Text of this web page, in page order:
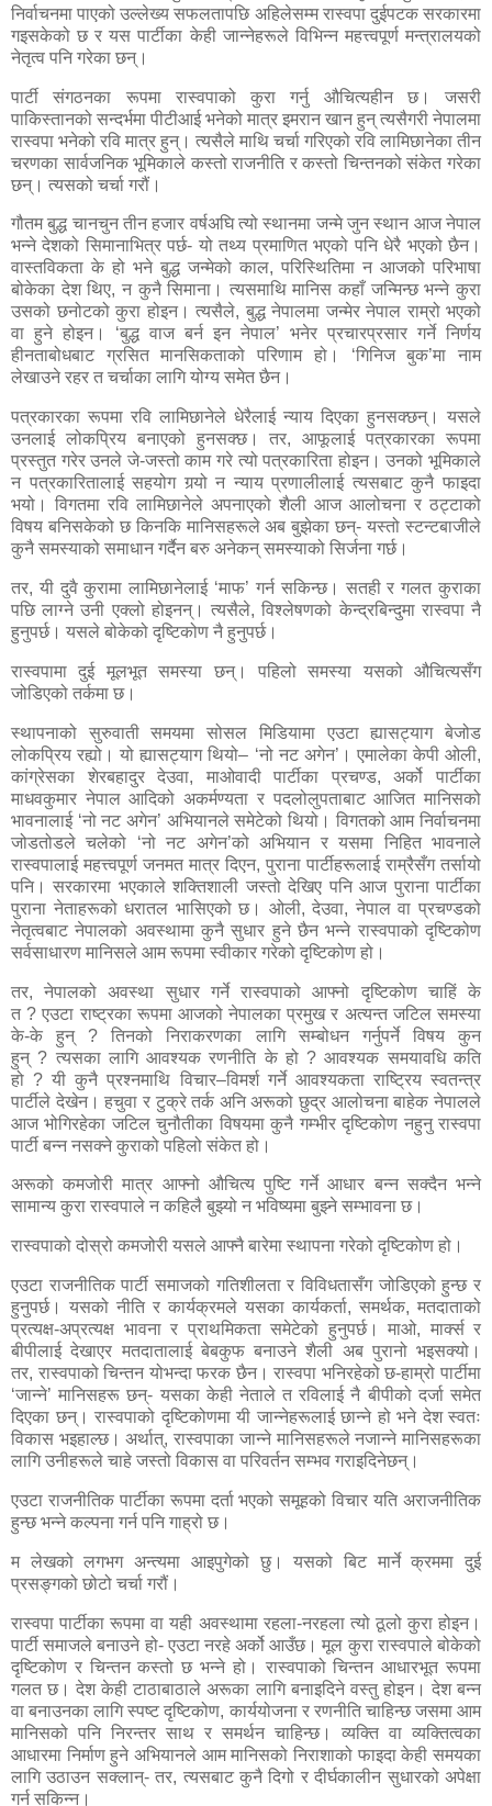
निर्वाचनमा पाएको उल्लेख्य सफलतापछि अहिलेसम्म रास्वपा दुईपटक सरकारमा
गइसकेको छ र यस पार्टीका केही जान्नेहरूले विभिन्न महत्त्वपूर्ण मन्त्रालयको
नेतृत्व पनि गरेका छन्।
पार्टी संगठनका रूपमा रास्वपाको कुरा गर्नु औचित्यहीन छ। जसरी
पाकिस्तानको सन्दर्भमा पीटीआई भनेको मात्र इमरान खान हुन् त्यसैगरी नेपालमा
रास्वपा भनेको रवि मात्र हुन्। त्यसैले माथि चर्चा गरिएको रवि लामिछानेका तीन
चरणका सार्वजनिक भूमिकाले कस्तो राजनीति र कस्तो चिन्तनको संकेत गरेका
छन्। त्यसको चर्चा गरौं।
गौतम बुद्ध चानचुन तीन हजार वर्षअघि त्यो स्थानमा जन्मे जुन स्थान आज नेपाल
भन्ने देशको सिमानाभित्र पर्छ- यो तथ्य प्रमाणित भएको पनि धेरै भएको छैन।
वास्तविकता के हो भने बुद्ध जन्मेको काल, परिस्थितिमा न आजको परिभाषा
बोकेका देश थिए, न कुनै सिमाना। त्यसमाथि मानिस कहाँ जन्मिन्छ भन्ने कुरा
उसको छनोटको कुरा होइन। त्यसैले, बुद्ध नेपालमा जन्मेर नेपाल राम्रो भएको
वा हुने होइन। ‘बुद्ध वाज बर्न इन नेपाल’ भनेर प्रचारप्रसार गर्ने निर्णय
हीनताबोधबाट ग्रसित मानसिकताको परिणाम हो। ‘गिनिज बुक’मा नाम
लेखाउने रहर त चर्चाका लागि योग्य समेत छैन।
पत्रकारका रूपमा रवि लामिछानेले धेरैलाई न्याय दिएका हुनसक्छन्। यसले
उनलाई लोकप्रिय बनाएको हुनसक्छ। तर,आफूलाई पत्रकारका रूपमा
प्रस्तुत गरेर उनले जे-जस्तो काम गरे त्यो पत्रकारिता होइन। उनको भूमिकाले
न पत्रकारितालाई सहयोग गर्‍यो न न्याय प्रणालीलाई त्यसबाट कुनै फाइदा
भयो। विगतमा रवि लामिछानेले अपनाएको शैली आज आलोचना र ठट्टाको
विषय बनिसकेको छ किनकि मानिसहरूले अब बुझेका छन्- यस्तो स्टन्टबाजीले
कुनै समस्याको समाधान गर्दैन बरु अनेकन् समस्याको सिर्जना गर्छ।
तर, यी दुवै कुरामा लामिछानेलाई ‘माफ’ गर्न सकिन्छ। सतही र गलत कुराका
पछि लाग्ने उनी एक्लो होइनन्। त्यसैले,विश्लेषणको केन्द्रबिन्दुमा रास्वपा नै
हुनुपर्छ। यसले बोकेको दृष्टिकोण नै हुनुपर्छ।
रास्वपामा दुई मूलभूत समस्या छन्। पहिलो समस्या यसको औचित्यसँग
जोडिएको तर्कमा छ।
स्थापनाको सुरुवाती समयमा सोसल मिडियामा एउटा ह्यासट्याग बेजोड
लोकप्रिय रह्यो। यो ह्यासट्याग थियो– ‘नो नट अगेन’। एमालेका केपी ओली,
कांग्रेसका शेरबहादुर देउवा, माओवादी पार्टीका प्रचण्ड,अर्को पार्टीका
माधवकुमार नेपाल आदिको अकर्मण्यता र पदलोलुपताबाट आजित मानिसको
भावनालाई ‘नो नट अगेन’ अभियानले समेटेको थियो। विगतको आम निर्वाचनमा
जोडतोडले चलेको ‘नो नट अगेन’को अभियान र यसमा निहित भावनाले
रास्वपालाई महत्त्वपूर्ण जनमत मात्र दिएन, पुराना पार्टीहरूलाई राम्रैसँग तर्सायो
पनि। सरकारमा भएकाले शक्तिशाली जस्तो देखिए पनि आज पुराना पार्टीका
पुराना नेताहरूको धरातल भासिएको छ। ओली,देउवा, नेपाल वा प्रचण्डको
नेतृत्वबाट नेपालको अवस्थामा कुनै सुधार हुने छैन भन्ने रास्वपाको दृष्टिकोण
सर्वसाधारण मानिसले आम रूपमा स्वीकार गरेको दृष्टिकोण हो।
तर,नेपालको अवस्था सुधार गर्ने रास्वपाको आफ्नो दृष्टिकोण चाहिं के
त?एउटा राष्ट्रका रूपमा आजको नेपालका प्रमुख र अत्यन्त जटिल समस्या
के-के हुन्?तिनको निराकरणका लागि सम्बोधन गर्नुपर्ने विषय कुन
हुन्? त्यसका लागि आवश्यक रणनीति के हो?आवश्यक समयावधि कति
हो ?यी कुनै प्रश्नमाथि विचार–विमर्श गर्ने आवश्यकता राष्ट्रिय स्वतन्त्र
पार्टीले देखेन। हचुवा र टुक्रे तर्क अनि अरूको छुद्र आलोचना बाहेक नेपालले
आज भोगिरहेका जटिल चुनौतीका विषयमा कुनै गम्भीर दृष्टिकोण नहुनु रास्वपा
पार्टी बन्न नसक्ने कुराको पहिलो संकेत हो।
अरूको कमजोरी मात्र आफ्नो औचित्य पुष्टि गर्ने आधार बन्न सक्दैन भन्ने
सामान्य कुरा रास्वपाले न कहिलै बुझ्यो न भविष्यमा बुझ्ने सम्भावना छ।
रास्वपाको दोस्रो कमजोरी यसले आफ्नै बारेमा स्थापना गरेको दृष्टिकोण हो।
एउटा राजनीतिक पार्टी समाजको गतिशीलता र विविधतासँग जोडिएको हुन्छ र
हुनुपर्छ। यसको नीति र कार्यक्रमले यसका कार्यकर्ता, समर्थक, मतदाताको
प्रत्यक्ष-अप्रत्यक्ष भावना र प्राथमिकता समेटेको हुनुपर्छ। माओ, मार्क्स र
बीपीलाई देखाएर मतदातालाई बेबकुफ बनाउने शैली अब पुरानो भइसक्यो।
तर, रास्वपाको चिन्तन योभन्दा फरक छैन। रास्वपा भनिरहेको छ-हाम्रो पार्टीमा
‘जान्ने’ मानिसहरू छन्- यसका केही नेताले त रविलाई नै बीपीको दर्जा समेत
दिएका छन्। रास्वपाको दृष्टिकोणमा यी जान्नेहरूलाई छान्ने हो भने देश स्वतः
विकास भइहाल्छ। अर्थात्,रास्वपाका जान्ने मानिसहरूले नजान्ने मानिसहरूका
लागि उनीहरूले चाहे जस्तो विकास वा परिवर्तन सम्भव गराइदिनेछन्।
एउटा राजनीतिक पार्टीका रूपमा दर्ता भएको समूहको विचार यति अराजनीतिक
हुन्छ भन्ने कल्पना गर्न पनि गाह्रो छ।
म लेखको लगभग अन्त्यमा आइपुगेको छु। यसको बिट मार्ने क्रममा दुई
प्रसङ्गको छोटो चर्चा गरौं।
रास्वपा पार्टीका रूपमा वा यही अवस्थामा रहला-नरहला त्यो ठूलो कुरा होइन।
पार्टी समाजले बनाउने हो- एउटा नरहे अर्को आउँछ। मूल कुरा रास्वपाले बोकेको
दृष्टिकोण र चिन्तन कस्तो छ भन्ने हो। रास्वपाको चिन्तन आधारभूत रूपमा
गलत छ। देश केही टाठाबाठाले अरूका लागि बनाइदिने वस्तु होइन। देश बन्न
वा बनाउनका लागि स्पष्ट दृष्टिकोण, कार्ययोजना र रणनीति चाहिन्छ जसमा आम
मानिसको पनि निरन्तर साथ र समर्थन चाहिन्छ। व्यक्ति वा व्यक्तित्वका
आधारमा निर्माण हुने अभियानले आम मानिसको निराशाको फाइदा केही समयका
लागि उठाउन सक्लान्- तर, त्यसबाट कुनै दिगो र दीर्घकालीन सुधारको अपेक्षा
गर्न सकिन्न।